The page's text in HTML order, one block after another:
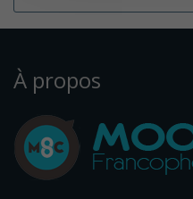
À propos